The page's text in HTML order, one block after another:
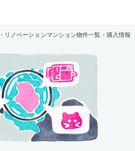
リノベーションマンション物件一覧・購入情報